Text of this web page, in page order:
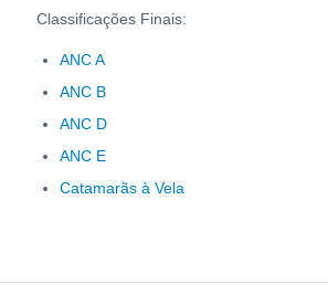
Classificações Finais:
ANC A
ANC B
ANC D
ANC E
Catamarãs à Vela